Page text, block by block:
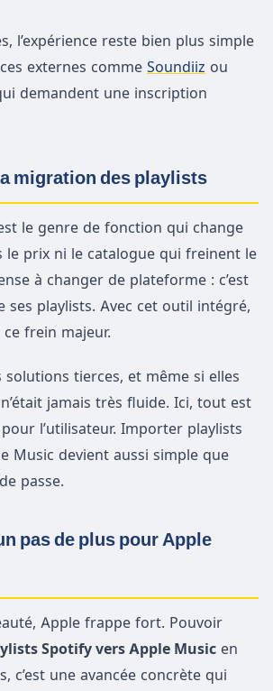
l’expérience reste bien plus simple
externes comme Soundiiz ou
demandent une inscription
migration des playlists
le genre de fonction qui change
le prix ni le catalogue qui freinent le
à changer de plateforme : c’est
ses playlists. Avec cet outil intégré,
frein majeur.
solutions tierces, et même si elles
jamais très fluide. Ici, tout est
l’utilisateur. Importer playlists
Music devient aussi simple que
passe.
pas de plus pour Apple
Apple frappe fort. Pouvoir
Spotify vers Apple Music en
c’est une avancée concrète qui